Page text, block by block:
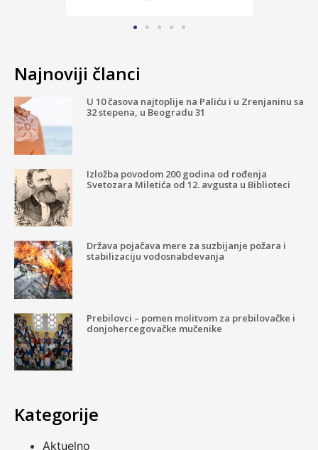
Najnoviji članci
U 10 časova najtoplije na Paliću i u Zrenjaninu sa
32 stepena, u Beogradu 31
Izložba povodom 200 godina od rođenja
Svetozara Miletića od 12. avgusta u Biblioteci
Država pojačava mere za suzbijanje požara i
stabilizaciju vodosnabdevanja
Prebilovci – pomen molitvom za prebilovačke i
donjohercegovačke mučenike
Kategorije
Aktuelno